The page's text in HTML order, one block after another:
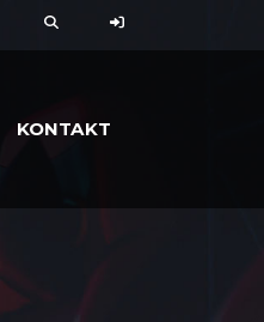
KONTAKT